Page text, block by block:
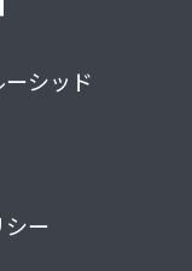
シッド
ー